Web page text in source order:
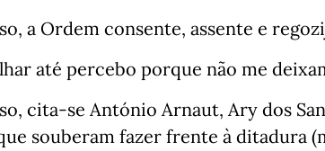
a Ordem consente, assente e
até percebo porque não me
cita-se António Arnaut, Ary dos
souberam fazer frente à ditadura